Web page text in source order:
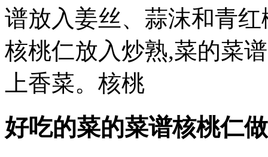
谱放入姜丝、蒜沫和青
核桃仁放入炒熟,菜的菜
上香菜。核桃
好吃的菜的菜谱核桃仁